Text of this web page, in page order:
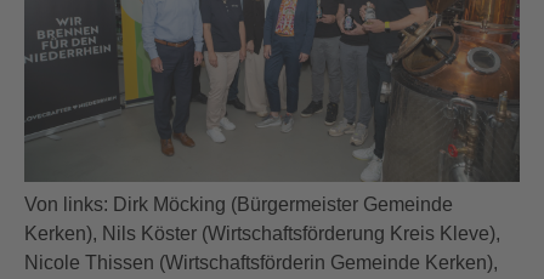
Von links: Dirk Möcking (Bürgermeister Gemeinde
Kerken), Nils Köster (Wirtschaftsförderung Kreis Kleve),
Nicole Thissen (Wirtschaftsförderin Gemeinde Kerken),